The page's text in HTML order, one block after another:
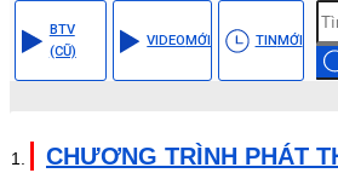
BTV
(CŨ)
VIDEOMỚI TINMỚI
CHƯƠNG TRÌNH PHÁT